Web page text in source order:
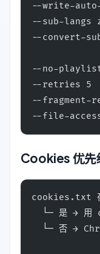
--write-
--sub-
--convert-
--no-
--retries 5
--fragment-
--file-
Cookies 优先
cookies.txt 存
└─ 是 → 用
└─ 否 →